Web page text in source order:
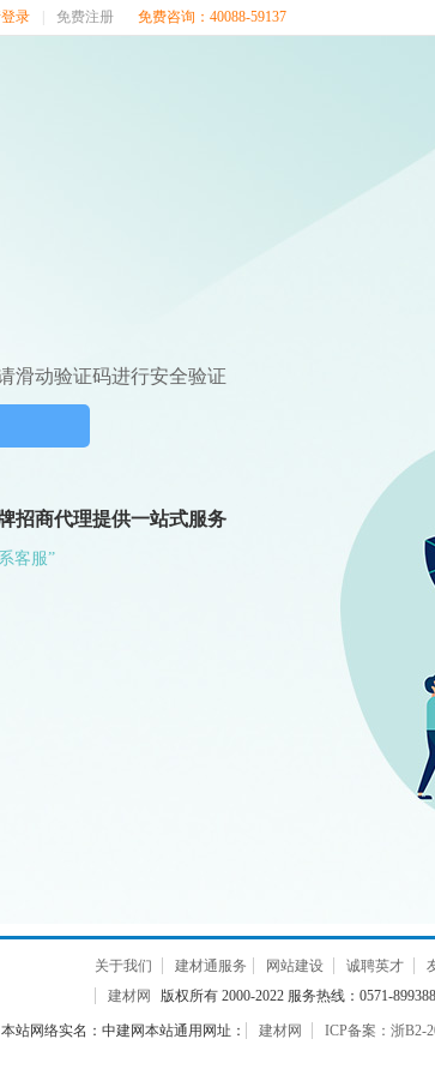
录 免费注册 免费咨询：40088-59137
滑动验证码进行安全验证
商代理提供一站式服务
客服”
关于我们 建材通服务 网站建设 诚聘英才
建材网
版权所有 2000-2022 服务热线：0571-
本站网络实名：中建网本站通用网址： 建材网 ICP备案：浙B2-